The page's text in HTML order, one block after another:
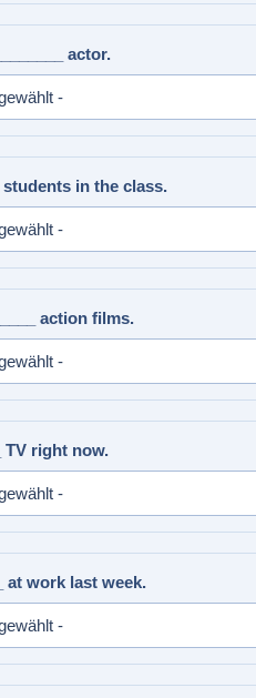
actor.
students in the class.
action films.
TV right now.
at work last week.